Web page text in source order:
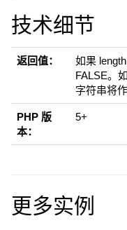
技术细节
返回值：
如果
FALSE。
字符串将
PHP 版
本：
5+
更多实例